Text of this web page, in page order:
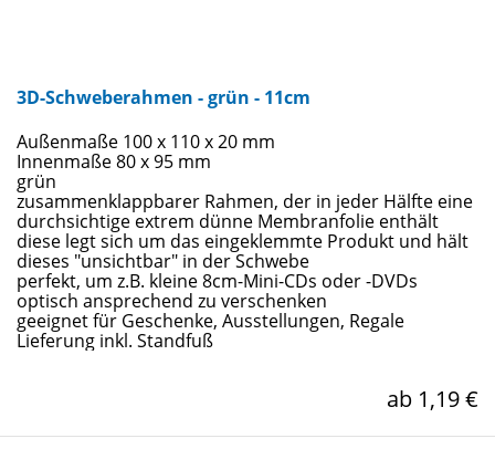
3D-Schweberahmen - grün - 11cm
Außenmaße 100 x 110 x 20 mm
Innenmaße 80 x 95 mm
grün
zusammenklappbarer Rahmen, der in jeder Hälfte eine
durchsichtige extrem dünne Membranfolie enthält
diese legt sich um das eingeklemmte Produkt und hält
dieses "unsichtbar" in der Schwebe
perfekt, um z.B. kleine 8cm-Mini-CDs oder -DVDs
optisch ansprechend zu verschenken
geeignet für Geschenke, Ausstellungen, Regale
Lieferung inkl. Standfuß
ab 1,19 €